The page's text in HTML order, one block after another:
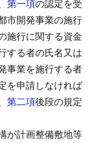
第一項の認定を受
市開発事業の施行
施行に関する資金
する者の氏名又は
事業を施行する者
を申請しなければ
第二項後段の規定
が計画整備敷地等